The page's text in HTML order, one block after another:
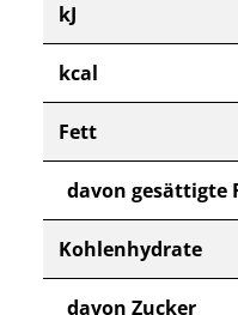
kJ
kcal
Fett
davon gesättigte
Kohlenhydrate
davon Zucker